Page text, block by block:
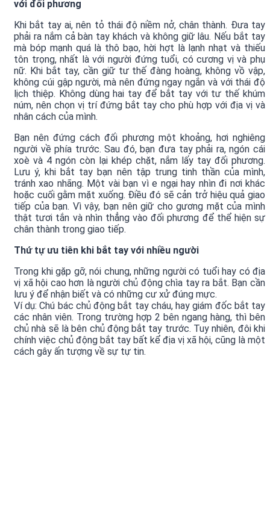
với đối phương
Khi bắt tay ai, nên tỏ thái độ niềm nở, chân thành. Đưa tay
phải ra nắm cả bàn tay khách và không giữ lâu. Nếu bắt tay
mà bóp mạnh quá là thô bạo, hời hợt là lạnh nhạt và thiếu
tôn trọng, nhất là với người đứng tuổi, có cương vị và phụ
nữ. Khi bắt tay, cần giữ tư thế đàng hoàng, không vồ vập,
không cúi gập người, mà nên đứng ngay ngắn và với thái độ
lịch thiệp. Không dùng hai tay để bắt tay với tư thế khúm
núm, nên chọn vị trí đứng bắt tay cho phù hợp với địa vị và
nhân cách của mình.
Bạn nên đứng cách đối phương một khoảng, hơi nghiêng
người về phía trước. Sau đó, bạn đưa tay phải ra, ngón cái
xoè và 4 ngón còn lại khép chặt, nắm lấy tay đối phương.
Lưu ý, khi bắt tay bạn nên tập trung tinh thần của mình,
tránh xao nhãng. Một vài bạn vì e ngại hay nhìn đi nơi khác
hoặc cuối gằm mặt xuống. Điều đó sẽ cản trở hiệu quả giao
tiếp của bạn. Vì vậy, bạn nên giữ cho gương mặt của mình
thật tươi tắn và nhìn thẳng vào đối phương để thể hiện sự
chân thành trong giao tiếp.
Thứ tự ưu tiên khi bắt tay với nhiều người
Trong khi gặp gỡ, nói chung, những người có tuổi hay có địa
vị xã hội cao hơn là người chủ động chìa tay ra bắt. Bạn cần
lưu ý để nhận biết và có những cư xử đúng mực.
Ví dụ: Chú bác chủ động bắt tay cháu, hay giám đốc bắt tay
các nhân viên. Trong trường hợp 2 bên ngang hàng, thì bên
chủ nhà sẽ là bên chủ động bắt tay trước. Tuy nhiên, đôi khi
chính việc chủ động bắt tay bất kể địa vị xã hội, cũng là một
cách gây ấn tượng về sự tự tin.